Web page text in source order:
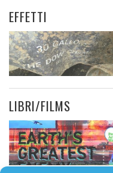
EFFETTI
LIBRI/FILMS